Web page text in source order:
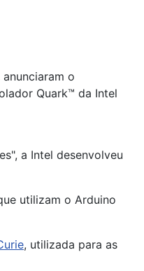
o
Quark™ da Intel
a Intel desenvolveu
utilizam o Arduino
, utilizada para as